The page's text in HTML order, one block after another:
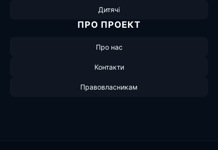
Дитячі
ПРО ПРОЕКТ
Про нас
Контакти
Правовласникам